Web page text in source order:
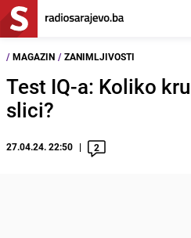
/ MAGAZIN / ZANIMLJIVOSTI
Test IQ-a: Koliko
slici?
27.04.24. 22:50 2